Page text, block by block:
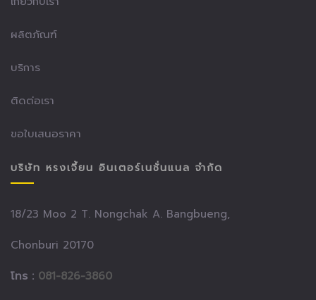
ผลิตภัณฑ์
บริการ
ติดต่อเรา
ขอใบเสนอราคา
บริษัท หรงเจี้ยน อินเตอร์เนชั่นแนล จำกัด
18/23 Moo 2 T. Nongchak A. Bangbueng,
Chonburi 20170
โทร : 081-826-3860